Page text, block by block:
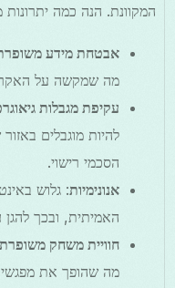
המקוונת. הנה כמה יתרונות
אבטחת מידע
מה שמקשה על
עקיפת מגבלות
להיות מוגבלים
הסכמי רישוי.
אנונימיות: גלוש
האמיתית, ובכך להגן
חוויית משחק משופרת
מה שהופך את מפגשי